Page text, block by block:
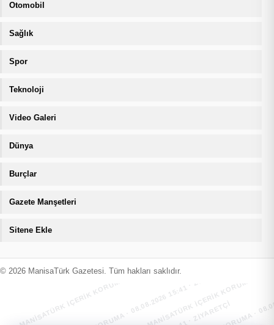
Otomobil
Sağlık
Spor
Teknoloji
Video Galeri
Dünya
Burçlar
Gazete Manşetleri
Sitene Ekle
© 2026 ManisaTürk Gazetesi. Tüm hakları saklıdır.
MANİSATÜRK İÇERİK KORUMA · 08.08.2026 15:41 · ZIYARETÇI
MANİSATÜRK İÇERİK KORUMA